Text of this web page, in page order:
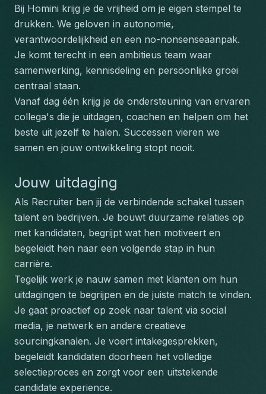
Bij Homini krijg je de vrijheid om je eigen stempel te
drukken. We geloven in autonomie,
verantwoordelijkheid en een no-nonsenseaanpak.
Je komt terecht in een ambitieus team waar
samenwerking, kennisdeling en persoonlijke groei
centraal staan.
Vanaf dag één krijg je de ondersteuning van ervaren
collega's die je uitdagen, coachen en helpen om het
beste uit jezelf te halen. Successen vieren we
samen en jouw ontwikkeling stopt nooit.
Jouw uitdaging
Als Recruiter ben jij de verbindende schakel tussen
talent en bedrijven. Je bouwt duurzame relaties op
met kandidaten, begrijpt wat hen motiveert en
begeleidt hen naar een volgende stap in hun
carrière.
Tegelijk werk je nauw samen met klanten om hun
uitdagingen te begrijpen en de juiste match te vinden.
Je gaat proactief op zoek naar talent via social
media, je netwerk en andere creatieve
sourcingkanalen. Je voert intakegesprekken,
begeleidt kandidaten doorheen het volledige
selectieproces en zorgt voor een uitstekende
candidate experience.